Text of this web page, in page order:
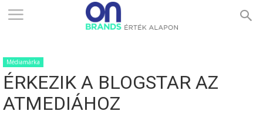
ONBRANDS
–
Médiamárka
ÉRKEZIK A BLOGSTAR AZ
ATMEDIÁHOZ